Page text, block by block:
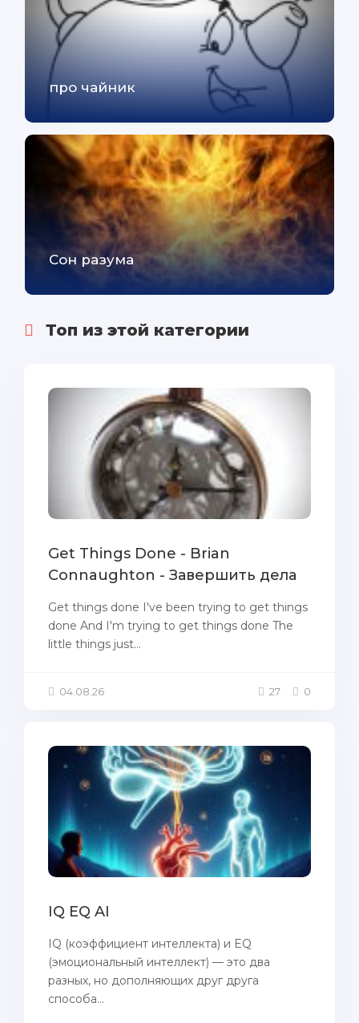
про чайник
Сон разума
Топ из этой категории
Get Things Done - Brian
Connaughton - Завершить дела
Get things done I've been trying to get things
done And I'm trying to get things done The
little things just...
04.08.26 27 0
IQ EQ AI
IQ (коэффициент интеллекта) и EQ
(эмоциональный интеллект) — это два
разных, но дополняющих друг друга
способа...